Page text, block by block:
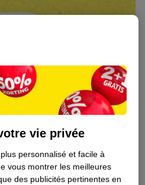
vie privée
personnalisé et facile à
vous montrer les meilleures
des publicités pertinentes en